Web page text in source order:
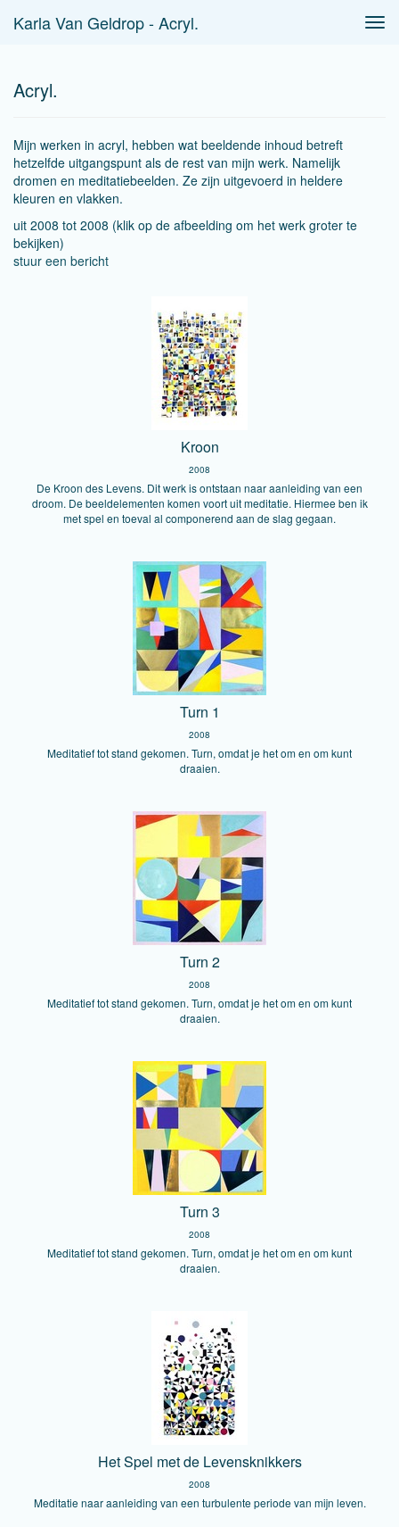
Karla Van Geldrop - Acryl.
Acryl.
Mijn werken in acryl, hebben wat beeldende inhoud betreft
hetzelfde uitgangspunt als de rest van mijn werk. Namelijk
dromen en meditatiebeelden. Ze zijn uitgevoerd in heldere
kleuren en vlakken.
uit 2008 tot 2008 (klik op de afbeelding om het werk groter te
bekijken)
stuur een bericht
Kroon
2008
De Kroon des Levens. Dit werk is ontstaan naar aanleiding van een
droom. De beeldelementen komen voort uit meditatie. Hiermee ben ik
met spel en toeval al componerend aan de slag gegaan.
Turn 1
2008
Meditatief tot stand gekomen. Turn, omdat je het om en om kunt
draaien.
Turn 2
2008
Meditatief tot stand gekomen. Turn, omdat je het om en om kunt
draaien.
Turn 3
2008
Meditatief tot stand gekomen. Turn, omdat je het om en om kunt
draaien.
Het Spel met de Levensknikkers
2008
Meditatie naar aanleiding van een turbulente periode van mijn leven.